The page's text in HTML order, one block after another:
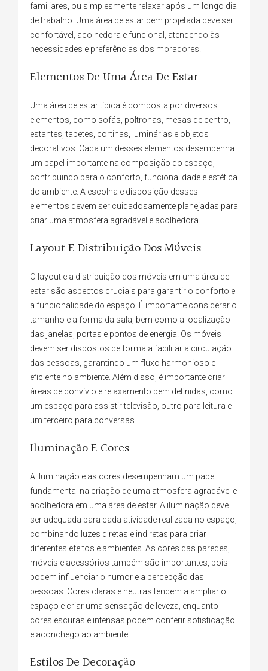
familiares, ou simplesmente relaxar após um longo dia
de trabalho. Uma área de estar bem projetada deve ser
confortável, acolhedora e funcional, atendendo às
necessidades e preferências dos moradores.
Elementos De Uma Área De Estar
Uma área de estar típica é composta por diversos
elementos, como sofás, poltronas, mesas de centro,
estantes, tapetes, cortinas, luminárias e objetos
decorativos. Cada um desses elementos desempenha
um papel importante na composição do espaço,
contribuindo para o conforto, funcionalidade e estética
do ambiente. A escolha e disposição desses
elementos devem ser cuidadosamente planejadas para
criar uma atmosfera agradável e acolhedora.
Layout E Distribuição Dos Móveis
O layout e a distribuição dos móveis em uma área de
estar são aspectos cruciais para garantir o conforto e
a funcionalidade do espaço. É importante considerar o
tamanho e a forma da sala, bem como a localização
das janelas, portas e pontos de energia. Os móveis
devem ser dispostos de forma a facilitar a circulação
das pessoas, garantindo um fluxo harmonioso e
eficiente no ambiente. Além disso, é importante criar
áreas de convívio e relaxamento bem definidas, como
um espaço para assistir televisão, outro para leitura e
um terceiro para conversas.
Iluminação E Cores
A iluminação e as cores desempenham um papel
fundamental na criação de uma atmosfera agradável e
acolhedora em uma área de estar. A iluminação deve
ser adequada para cada atividade realizada no espaço,
combinando luzes diretas e indiretas para criar
diferentes efeitos e ambientes. As cores das paredes,
móveis e acessórios também são importantes, pois
podem influenciar o humor e a percepção das
pessoas. Cores claras e neutras tendem a ampliar o
espaço e criar uma sensação de leveza, enquanto
cores escuras e intensas podem conferir sofisticação
e aconchego ao ambiente.
Estilos De Decoração